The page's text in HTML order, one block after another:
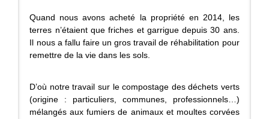
Quand nous avons acheté la propriété en 2014, les
terres n’étaient que friches et garrigue depuis 30 ans.
Il nous a fallu faire un gros travail de réhabilitation pour
remettre de la vie dans les sols.
D’où notre travail sur le compostage des déchets verts
(origine : particuliers, communes, professionnels…)
mélangés aux fumiers de animaux et moultes corvées